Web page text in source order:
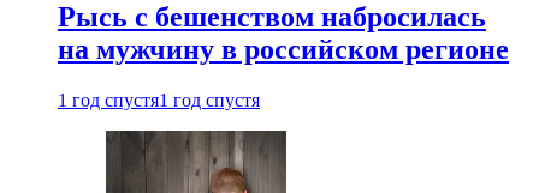
Рысь с бешенством набросилась
на мужчину в российском регионе
1 год спустя1 год спустя